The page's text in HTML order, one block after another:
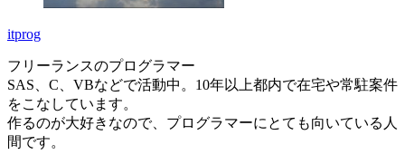
itprog
フリーランスのプログラマー
SAS、C、VBなどで活動中。10年以上都内で在宅や常駐案件
をこなしています。
作るのが大好きなので、プログラマーにとても向いている人
間です。